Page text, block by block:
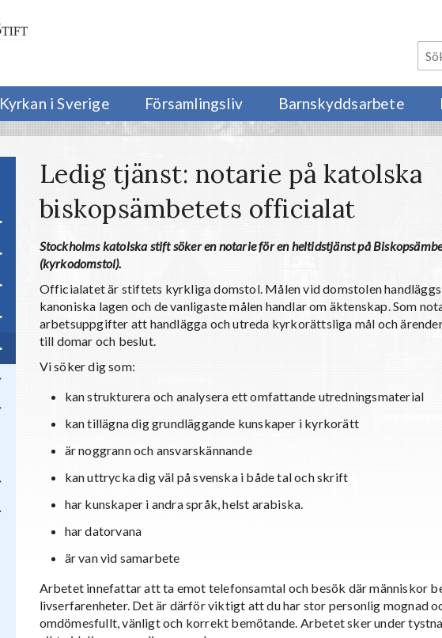
Kyrkan i Sverige Församlingsliv Barnskyddsarbete
Ledig tjänst: notarie på katolska
biskopsämbetets officialat
Stockholms katolska stift söker en notarie för en heltidstjänst på
(kyrkodomstol).
Officialatet är stiftets kyrkliga domstol. Målen vid domstolen handläggs
kanoniska lagen och de vanligaste målen handlar om äktenskap. Som
arbetsuppgifter att handlägga och utreda kyrkorättsliga mål och
till domar och beslut.
Vi söker dig som:
kan strukturera och analysera ett omfattande utredningsmaterial
kan tillägna dig grundläggande kunskaper i kyrkorätt
är noggrann och ansvarskännande
kan uttrycka dig väl på svenska i både tal och skrift
har kunskaper i andra språk, helst arabiska.
har datorvana
är van vid samarbete
Arbetet innefattar att ta emot telefonsamtal och besök där människor
livserfarenheter. Det är därför viktigt att du har stor personlig mognad
omdömesfullt, vänligt och korrekt bemötande. Arbetet sker under